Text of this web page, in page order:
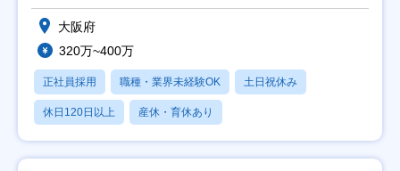
大阪府
320万~400万
正社員採用 職種・業界未経験OK 土日祝休み
休日120日以上 産休・育休あり